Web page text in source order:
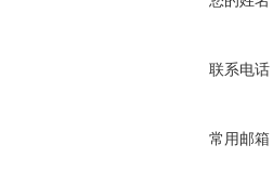
联系电话
常用邮箱